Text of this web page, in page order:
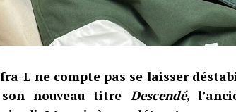
L ne compte pas se laisser
nouveau titre Descendé,